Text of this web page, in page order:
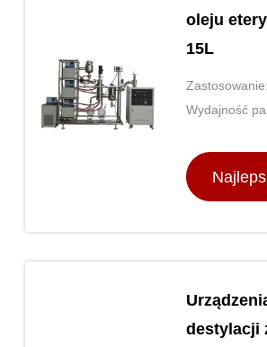
oleju
15L
Zastosowanie: Przemysł
chemiczny
destylacji